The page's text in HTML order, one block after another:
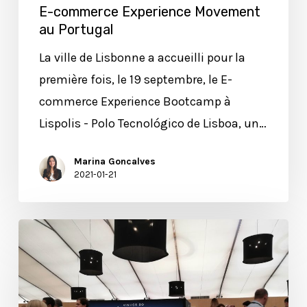
E-commerce Experience Movement
au Portugal
La ville de Lisbonne a accueilli pour la
première fois, le 19 septembre, le E-
commerce Experience Bootcamp à
Lispolis - Polo Tecnológico de Lisboa, un…
Marina Goncalves
2021-01-21
verre
à
vin